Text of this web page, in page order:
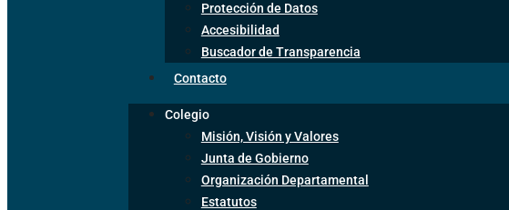
Protección de Datos
Accesibilidad
Buscador de Transparencia
Contacto
Colegio
Misión, Visión y Valores
Junta de Gobierno
Organización Departamental
Estatutos